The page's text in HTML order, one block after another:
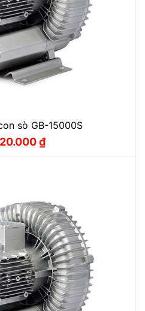
sò GB-15000S
Giá
₫
Giá